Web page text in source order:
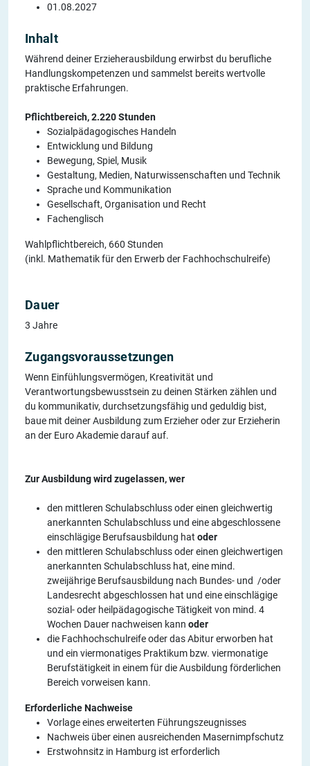
01.08.2027
Inhalt
Während deiner Erzieherausbildung erwirbst du berufliche
Handlungskompetenzen und sammelst bereits wertvolle
praktische Erfahrungen.
Pflichtbereich, 2.220 Stunden
Sozialpädagogisches Handeln
Entwicklung und Bildung
Bewegung, Spiel, Musik
Gestaltung, Medien, Naturwissenschaften und Technik
Sprache und Kommunikation
Gesellschaft, Organisation und Recht
Fachenglisch
Wahlpflichtbereich, 660 Stunden
(inkl. Mathematik für den Erwerb der Fachhochschulreife)
Dauer
3 Jahre
Zugangsvoraussetzungen
Wenn Einfühlungsvermögen, Kreativität und
Verantwortungsbewusstsein zu deinen Stärken zählen und
du kommunikativ, durchsetzungsfähig und geduldig bist,
baue mit deiner Ausbildung zum Erzieher oder zur Erzieherin
an der Euro Akademie darauf auf.
Zur Ausbildung wird zugelassen, wer
den mittleren Schulabschluss oder einen gleichwertig
anerkannten Schulabschluss und eine abgeschlossene
einschlägige Berufsausbildung hat oder
den mittleren Schulabschluss oder einen gleichwertigen
anerkannten Schulabschluss hat, eine mind.
zweijährige Berufsausbildung nach Bundes- und /oder
Landesrecht abgeschlossen hat und eine einschlägige
sozial- oder heilpädagogische Tätigkeit von mind. 4
Wochen Dauer nachweisen kann oder
die Fachhochschulreife oder das Abitur erworben hat
und ein viermonatiges Praktikum bzw. viermonatige
Berufstätigkeit in einem für die Ausbildung förderlichen
Bereich vorweisen kann.
Erforderliche Nachweise
Vorlage eines erweiterten Führungszeugnisses
Nachweis über einen ausreichenden Masernimpfschutz
Erstwohnsitz in Hamburg ist erforderlich